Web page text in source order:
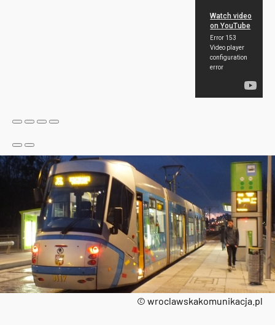
© wroclawskakomunikacja.pl